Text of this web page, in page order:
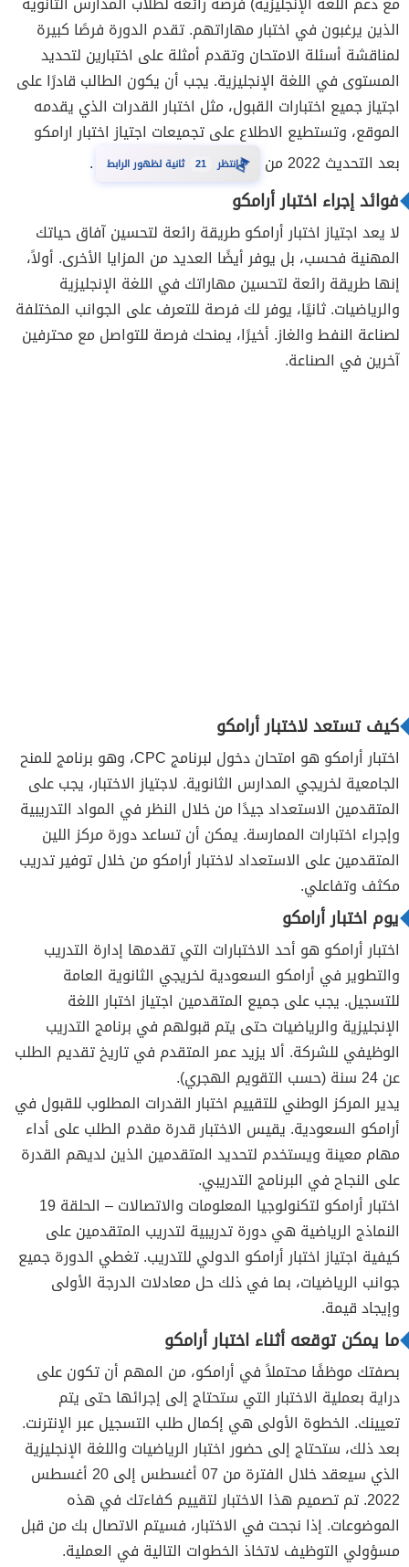
الذين يرغبون في اختبار مهاراتهم. تقدم الدورة فرصًا كبيرة
لمناقشة أسئلة الامتحان وتقدم أمثلة على اختبارين لتحديد
المستوى في اللغة الإنجليزية. يجب أن يكون الطالب قادرًا على
اجتياز جميع اختبارات القبول، مثل اختبار القدرات الذي يقدمه
الموقع، وتستطيع الاطلاع على تجميعات اجتياز اختبار ارامكو
بعد التحديث 2022 من
⏳انتظر 20 ثانية لظهور الرابط .
فوائد إجراء اختبار أرامكو
لا يعد اجتياز اختبار أرامكو طريقة رائعة لتحسين آفاق حياتك
المهنية فحسب، بل يوفر أيضًا العديد من المزايا الأخرى. أولاً،
إنها طريقة رائعة لتحسين مهاراتك في اللغة الإنجليزية
والرياضيات. ثانيًا، يوفر لك فرصة للتعرف على الجوانب المختلفة
لصناعة النفط والغاز. أخيرًا، يمنحك فرصة للتواصل مع محترفين
آخرين في الصناعة.
كيف تستعد لاختبار أرامكو
اختبار أرامكو هو امتحان دخول لبرنامج CPC، وهو برنامج للمنح
الجامعية لخريجي المدارس الثانوية. لاجتياز الاختبار، يجب على
المتقدمين الاستعداد جيدًا من خلال النظر في المواد التدريبية
وإجراء اختبارات الممارسة. يمكن أن تساعد دورة مركز اللين
المتقدمين على الاستعداد لاختبار أرامكو من خلال توفير تدريب
مكثف وتفاعلي.
يوم اختبار أرامكو
اختبار أرامكو هو أحد الاختبارات التي تقدمها إدارة التدريب
والتطوير في أرامكو السعودية لخريجي الثانوية العامة
للتسجيل. يجب على جميع المتقدمين اجتياز اختبار اللغة
الإنجليزية والرياضيات حتى يتم قبولهم في برنامج التدريب
الوظيفي للشركة. ألا يزيد عمر المتقدم في تاريخ تقديم الطلب
عن 24 سنة (حسب التقويم الهجري).
يدير المركز الوطني للتقييم اختبار القدرات المطلوب للقبول في
أرامكو السعودية. يقيس الاختبار قدرة مقدم الطلب على أداء
مهام معينة ويستخدم لتحديد المتقدمين الذين لديهم القدرة
على النجاح في البرنامج التدريبي.
اختبار أرامكو لتكنولوجيا المعلومات والاتصالات – الحلقة 19
النماذج الرياضية هي دورة تدريبية لتدريب المتقدمين على
كيفية اجتياز اختبار أرامكو الدولي للتدريب. تغطي الدورة جميع
جوانب الرياضيات، بما في ذلك حل معادلات الدرجة الأولى
وإيجاد قيمة.
ما يمكن توقعه أثناء اختبار أرامكو
بصفتك موظفًا محتملاً في أرامكو، من المهم أن تكون على
دراية بعملية الاختبار التي ستحتاج إلى إجرائها حتى يتم
تعيينك. الخطوة الأولى هي إكمال طلب التسجيل عبر الإنترنت.
بعد ذلك، ستحتاج إلى حضور اختبار الرياضيات واللغة الإنجليزية
الذي سيعقد خلال الفترة من 07 أغسطس إلى 20 أغسطس
2022. تم تصميم هذا الاختبار لتقييم كفاءتك في هذه
الموضوعات. إذا نجحت في الاختبار، فسيتم الاتصال بك من قبل
مسؤولي التوظيف لاتخاذ الخطوات التالية في العملية.